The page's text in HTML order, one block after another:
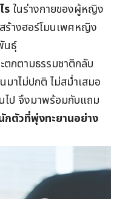
รในร่างกายของผู้หญิง
ร้างฮอร์โมนเพศหญิง
นธุ์
ตกตามธรรมชาติกลับ
มาไม่ปกติ ไม่สม่ำเสมอ
ไป จึงมาพร้อมกับแถม
กตัวที่พุ่งทะยานอย่าง